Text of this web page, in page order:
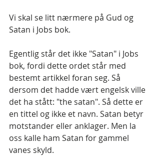
Vi skal se litt nærmere på Gud og
Satan i Jobs bok.
Egentlig står det ikke "Satan" i Jobs
bok, fordi dette ordet står med
bestemt artikkel foran seg. Så
dersom det hadde vært engelsk ville
det ha stått: "the satan". Så dette er
en tittel og ikke et navn. Satan betyr
motstander eller anklager. Men la
oss kalle ham Satan for gammel
vanes skyld.